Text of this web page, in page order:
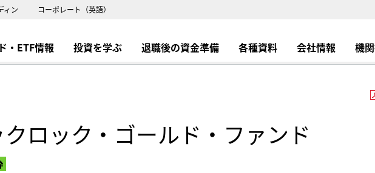
ィン コーポレート（英語）
・ETF情報 投資を学ぶ 退職後の資金準備 各種資料 会社情報 機
ロック・ゴールド・ファンド